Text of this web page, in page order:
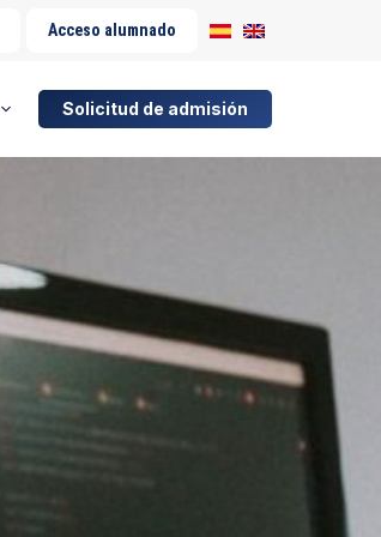
Acceso alumnado
Solicitud de admisión